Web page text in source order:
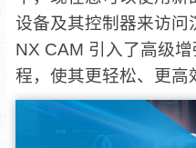
设备及其控制器来访问
NX CAM 引入了高级
程，使其更轻松、更高